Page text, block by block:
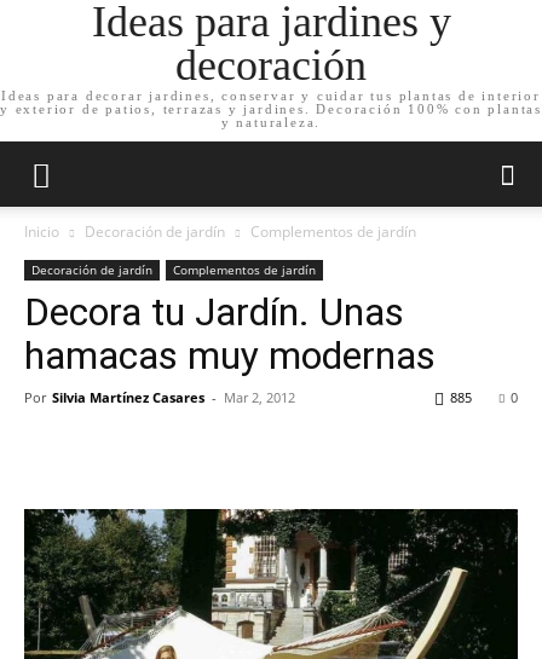
Ideas para jardines y
decoración
Ideas para decorar jardines, conservar y cuidar tus plantas de interior
y exterior de patios, terrazas y jardines. Decoración 100% con plantas
y naturaleza.
Inicio Decoración de jardín Complementos de jardín
Decoración de jardín Complementos de jardín
Decora tu Jardín. Unas
hamacas muy modernas
Por Silvia Martínez Casares - Mar 2, 2012 0
885